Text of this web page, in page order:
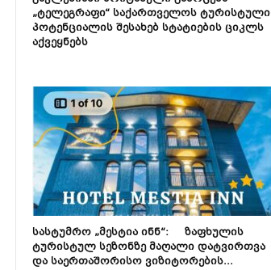
„ტელეგრაფი“ საქართველოს ტურისტული
პოტენციალის შესახებ სტატიების ციკლს
აქვეყნებს
სასტუმრო „მესტია ინნ“: ზაფხულის
ტურისტულ სეზონზე მაღალი დატვირთვა
და საერთაშორისო ვიზიტორების...